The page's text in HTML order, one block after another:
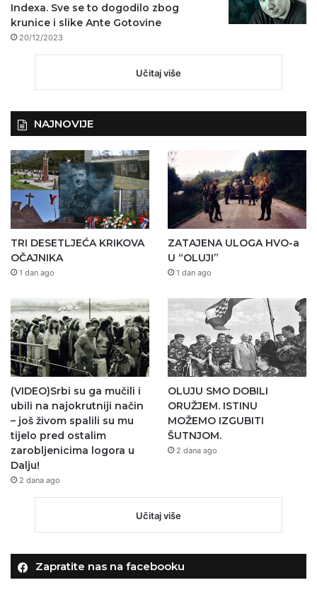
Indexa. Sve se to dogodilo zbog
krunice i slike Ante Gotovine
20/12/2023
Učitaj više
NAJNOVIJE
TRI DESETLJEĆA KRIKOVA
OČAJNIKA
1 dan ago
ZATAJENA ULOGA HVO-a
U “OLUJI”
1 dan ago
(VIDEO)Srbi su ga mučili i
ubili na najokrutniji način
– još živom spalili su mu
tijelo pred ostalim
zarobljenicima logora u
Dalju!
2 dana ago
OLUJU SMO DOBILI
ORUŽJEM. ISTINU
MOŽEMO IZGUBITI
ŠUTNJOM.
2 dana ago
Učitaj više
Zapratite nas na facebooku